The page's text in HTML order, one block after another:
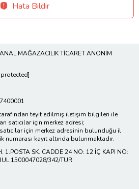
Hata Bildir
MAĞAZACILIK TİCARET ANONİM
tarafından teyit edilmiş iletişim bilgileri ile
satıcılar için merkez adresi;
için merkez adresinin bulunduğu il
kayıt altında bulunmaktadır.
1.POSTA SK. CADDE 24 NO: 12 İÇ KAPI NO:
1500047028/342/TUR